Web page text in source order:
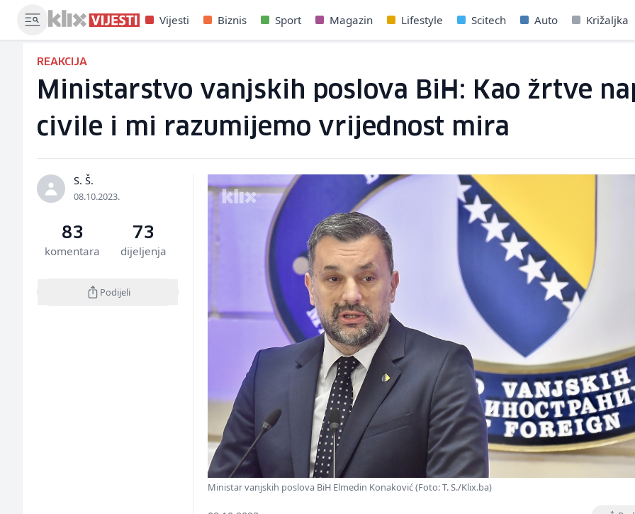
Vijesti Biznis Sport Magazin Lifestyle Scitech Auto Križaljka
REAKCIJA
Ministarstvo vanjskih poslova BiH: Kao žrtve
civile i mi razumijemo vrijednost mira
S. Š.
08.10.2023.
83
komentara
73
dijeljenja
Podijeli
Ministar vanjskih poslova BiH Elmedin Konaković (Foto: T. S./Klix.ba)